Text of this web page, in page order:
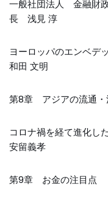
一般社団法人 金融財
長 浅見 淳
ヨーロッパのエンベデ
和田 文明
第8章 アジアの流通・
コロナ禍を経て進化し
安留義孝
第9章 お金の注目点